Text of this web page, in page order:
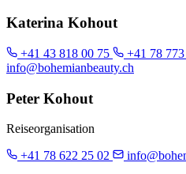
Katerina Kohout
+41 43 818 00 75
+41 78
info@bohemianbeauty.ch
Peter Kohout
Reiseorganisation
+41 78 622 25 02